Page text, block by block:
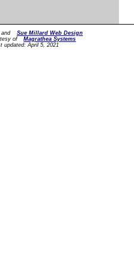
and
Sue Millard Web Design
of
Magrathea Systems
updated:April 5, 2021